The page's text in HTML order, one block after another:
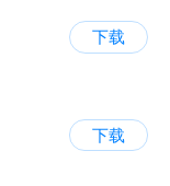
下载
下载